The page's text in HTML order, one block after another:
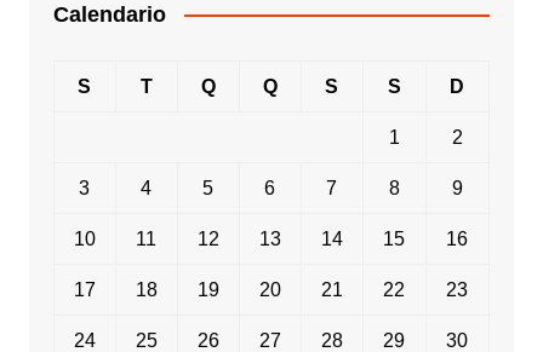
Calendario
S T Q Q S S D
1 2
3 4 5 6 7 8 9
10 11 12 13 14 15 16
17 18 19 20 21 22 23
24 25 26 27 28 29 30